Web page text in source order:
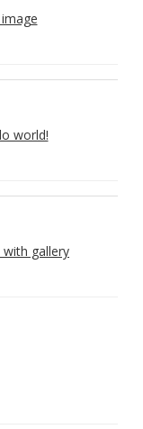
world!
with gallery